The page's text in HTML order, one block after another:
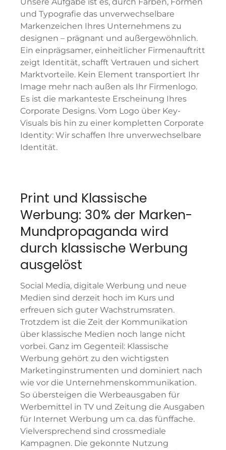
Unsere Aufgabe ist es, durch Farben, Formen
und Typografie das unverwechselbare
Markenzeichen Ihres Unternehmens zu
designen – prägnant und außergewöhnlich.
Ein einprägsamer, einheitlicher Firmenauftritt
zeigt Identität, schafft Vertrauen und sichert
Marktvorteile. Kein Element transportiert Ihr
Image mehr nach außen als Ihr Firmenlogo.
Es ist die markanteste Erscheinung Ihres
Corporate Designs. Vom Logo über Key-
Visuals bis hin zu einer kompletten Corporate
Identity: Wir schaffen Ihre unverwechselbare
Identität.
Print und Klassische
Werbung: 30% der Marken-
Mundpropaganda wird
durch klassische Werbung
ausgelöst
Social Media, digitale Werbung und neue
Medien sind derzeit hoch im Kurs und
erfreuen sich guter Wachstrumsraten.
Trotzdem ist die Zeit der Kommunikation
über klassische Medien noch lange nicht
vorbei. Ganz im Gegenteil: Klassische
Werbung gehört zu den wichtigsten
Marketinginstrumenten und dominiert nach
wie vor die Unternehmenskommunikation.
So übersteigen die Werbeausgaben für
Werbemittel in TV und Zeitung die Ausgaben
für Internet Werbung um ca. das fünffache.
Vielversprechend sind crossmediale
Kampagnen. Die gekonnte Nutzung